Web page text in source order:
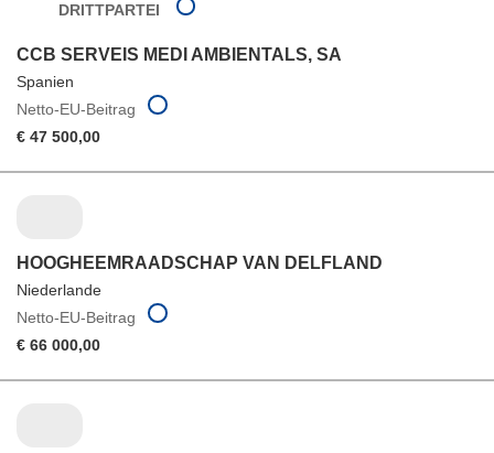
DRITTPARTEI
CCB SERVEIS MEDI AMBIENTALS, SA
Spanien
Netto-EU-Beitrag
€ 47 500,00
HOOGHEEMRAADSCHAP VAN DELFLAND
Niederlande
Netto-EU-Beitrag
€ 66 000,00